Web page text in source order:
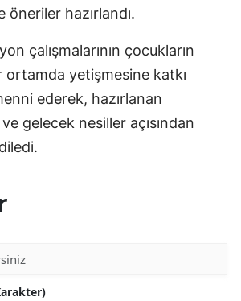
hazırlandı.
çalışmalarının çocukların
ortamda yetişmesine katkı
ederek, hazırlanan
gelecek nesiller açısından